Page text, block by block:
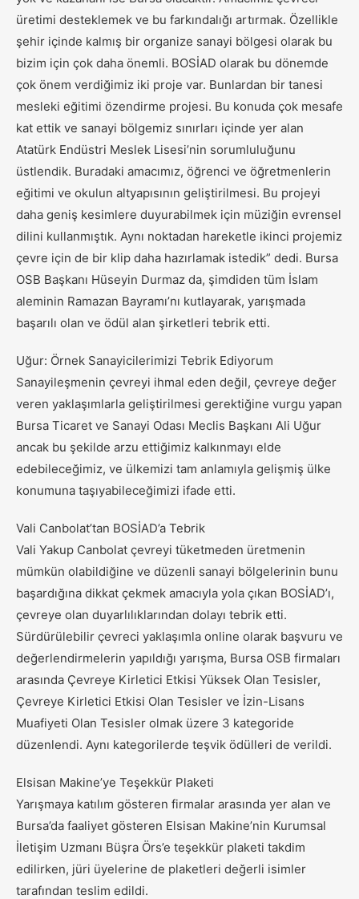
üretimi desteklemek ve bu farkındalığı artırmak. Özellikle
şehir içinde kalmış bir organize sanayi bölgesi olarak bu
bizim için çok daha önemli. BOSİAD olarak bu dönemde
çok önem verdiğimiz iki proje var. Bunlardan bir tanesi
mesleki eğitimi özendirme projesi. Bu konuda çok mesafe
kat ettik ve sanayi bölgemiz sınırları içinde yer alan
Atatürk Endüstri Meslek Lisesi’nin sorumluluğunu
üstlendik. Buradaki amacımız, öğrenci ve öğretmenlerin
eğitimi ve okulun altyapısının geliştirilmesi. Bu projeyi
daha geniş kesimlere duyurabilmek için müziğin evrensel
dilini kullanmıştık. Aynı noktadan hareketle ikinci projemiz
çevre için de bir klip daha hazırlamak istedik” dedi. Bursa
OSB Başkanı Hüseyin Durmaz da, şimdiden tüm İslam
aleminin Ramazan Bayramı’nı kutlayarak, yarışmada
başarılı olan ve ödül alan şirketleri tebrik etti.
Uğur: Örnek Sanayicilerimizi Tebrik Ediyorum
Sanayileşmenin çevreyi ihmal eden değil, çevreye değer
veren yaklaşımlarla geliştirilmesi gerektiğine vurgu yapan
Bursa Ticaret ve Sanayi Odası Meclis Başkanı Ali Uğur
ancak bu şekilde arzu ettiğimiz kalkınmayı elde
edebileceğimiz, ve ülkemizi tam anlamıyla gelişmiş ülke
konumuna taşıyabileceğimizi ifade etti.
Vali Canbolat’tan BOSİAD’a Tebrik
Vali Yakup Canbolat çevreyi tüketmeden üretmenin
mümkün olabildiğine ve düzenli sanayi bölgelerinin bunu
başardığına dikkat çekmek amacıyla yola çıkan BOSİAD’ı,
çevreye olan duyarlılıklarından dolayı tebrik etti.
Sürdürülebilir çevreci yaklaşımla online olarak başvuru ve
değerlendirmelerin yapıldığı yarışma, Bursa OSB firmaları
arasında Çevreye Kirletici Etkisi Yüksek Olan Tesisler,
Çevreye Kirletici Etkisi Olan Tesisler ve İzin-Lisans
Muafiyeti Olan Tesisler olmak üzere 3 kategoride
düzenlendi. Aynı kategorilerde teşvik ödülleri de verildi.
Elsisan Makine’ye Teşekkür Plaketi
Yarışmaya katılım gösteren firmalar arasında yer alan ve
Bursa’da faaliyet gösteren Elsisan Makine’nin Kurumsal
İletişim Uzmanı Büşra Örs’e teşekkür plaketi takdim
edilirken, jüri üyelerine de plaketleri değerli isimler
tarafından teslim edildi.